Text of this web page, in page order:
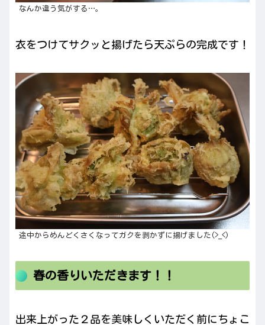
なんか違う気がする…。
衣をつけてサクッと揚げたら天ぷらの完成です！
途中からめんどくさくなってガクを剥かずに揚げました(>_<)
春の香りいただきます！！
出来上がった２品を美味しくいただく前にちょこ